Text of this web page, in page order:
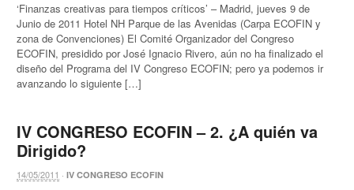
‘Finanzas creativas para tiempos críticos’ – Madrid, jueves 9 de
Junio de 2011 Hotel NH Parque de las Avenidas (Carpa ECOFIN y
zona de Convenciones) El Comité Organizador del Congreso
ECOFIN, presidido por José Ignacio Rivero, aún no ha finalizado el
diseño del Programa del IV Congreso ECOFIN; pero ya podemos ir
avanzando lo siguiente […]
IV CONGRESO ECOFIN – 2. ¿A quién va
Dirigido?
14/05/2011 ·IV CONGRESO ECOFIN